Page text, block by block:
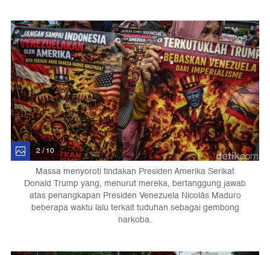
2 / 10
Massa menyoroti tindakan Presiden Amerika Serikat
Donald Trump yang, menurut mereka, bertanggung jawab
atas penangkapan Presiden Venezuela Nicolás Maduro
beberapa waktu lalu terkait tuduhan sebagai gembong
narkoba.